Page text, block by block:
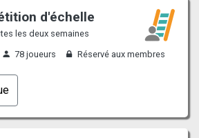
d'échelle
les deux semaines
78 joueurs Réservé aux membres